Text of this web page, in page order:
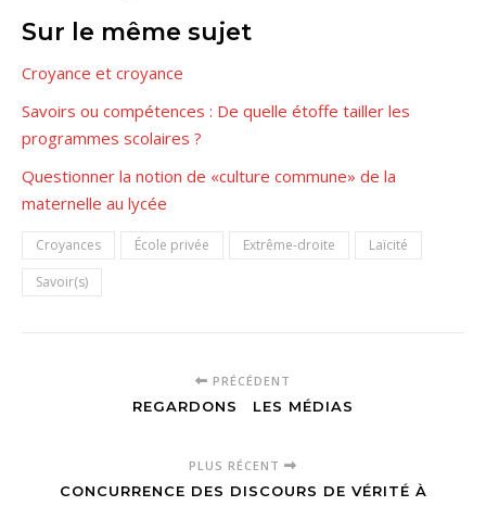
Sur le même sujet
Croyance et croyance
Savoirs ou compétences : De quelle étoffe tailler les
programmes scolaires ?
Questionner la notion de «culture commune» de la
maternelle au lycée
Croyances École privée Extrême-droite
Laïcité
Savoir(s)
PRÉCÉDENT
REGARDONS LES MÉDIAS
PLUS RÉCENT
CONCURRENCE DES DISCOURS DE VÉRITÉ À